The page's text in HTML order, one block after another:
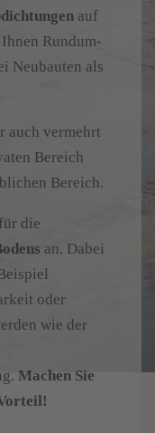
auf
Rundum-
Neubauten als
auch vermehrt
Bereich
Bereich.
die
an. Dabei
oder
wie der
Machen Sie